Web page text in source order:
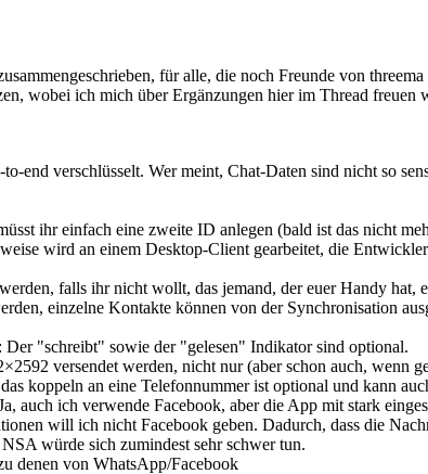
für alle, die noch Freunde von
wobei ich mich über Ergänzungen hier im Thread freuen
end verschlüsselt. Wer meint, Chat-Daten sind nicht so
ihr einfach eine zweite ID anlegen (bald ist das nicht
wird an einem Desktop-Client gearbeitet, die
falls ihr nicht wollt, das jemand, der euer Handy hat,
einzelne Kontakte können von der Synchronisation
"schreibt" sowie der "gelesen" Indikator sind optional.
versendet werden, nicht nur (aber schon auch, wenn
koppeln an eine Telefonnummer ist optional und kann
auch ich verwende Facebook, aber die App mit stark
will ich nicht Facebook geben. Dadurch, dass die
würde sich zumindest sehr schwer tun.
denen von WhatsApp/Facebook